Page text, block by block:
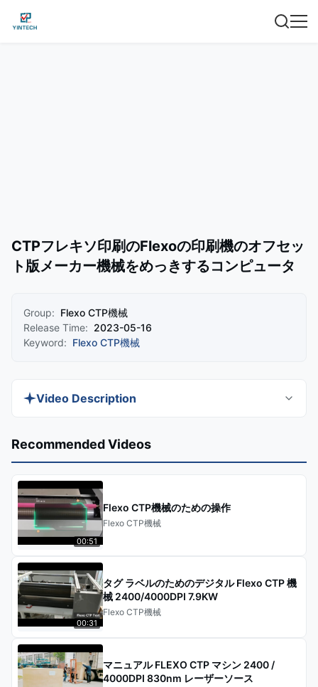
CTPフレキソ印刷のFlexoの印刷機のオフセッ
ト版メーカー機械をめっきするコンピュータ
Group: Flexo CTP機械
Release Time: 2023-05-16
Keyword: Flexo CTP機械
Video Description
Discover the Digital Flexo Plate Making Machine
machine offers advanced technology, precision,
and versatility for label, packaging, and carton
printing. Learn about its specifications, core
overview.
Recommended Videos
00:51
Flexo CTP機械のための操作
Flexo CTP機械
00:31
タグ ラベルのためのデジタル Flexo CTP 機
械 2400/4000DPI 7.9KW
Flexo CTP機械
マニュアル FLEXO CTP マシン 2400 /
4000DPI 830nm レーザーソース